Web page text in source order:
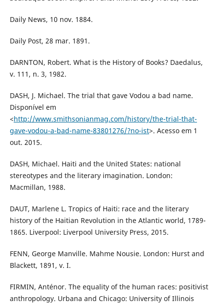
Daily News, 10 nov. 1884.
Daily Post, 28 mar. 1891.
DARNTON, Robert. What is the History of Books? Daedalus,
v. 111, n. 3, 1982.
DASH, J. Michael. The trial that gave Vodou a bad name.
Disponível em
<http://www.smithsonianmag.com/history/the-trial-that-
gave-vodou-a-bad-name-83801276/?no-ist>. Acesso em 1
out. 2015.
DASH, Michael. Haiti and the United States: national
stereotypes and the literary imagination. London:
Macmillan, 1988.
DAUT, Marlene L. Tropics of Haiti: race and the literary
history of the Haitian Revolution in the Atlantic world, 1789-
1865. Liverpool: Liverpool University Press, 2015.
FENN, George Manville. Mahme Nousie. London: Hurst and
Blackett, 1891, v. I.
FIRMIN, Anténor. The equality of the human races: positivist
anthropology. Urbana and Chicago: University of Illinois